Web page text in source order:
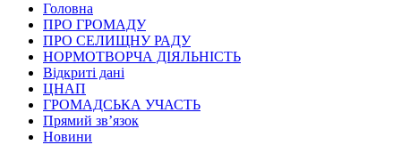
Головна
ПРО ГРОМАДУ
ПРО СЕЛИЩНУ РАДУ
НОРМОТВОРЧА ДІЯЛЬНІСТЬ
Відкриті дані
ЦНАП
ГРОМАДСЬКА УЧАСТЬ
Прямий зв’язок
Новини